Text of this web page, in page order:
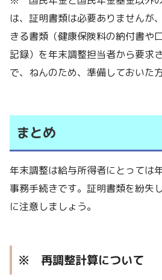
は、証明書類は必要ありませんが
きる書類（健康保険料の納付書や
記録）を年末調整担当者から要求
で、ねんのため、準備しておいた
まとめ
年末調整は給与所得者にとっては
事務手続きです。証明書類を紛失
に注意しましょう。
※ 再調整計算について